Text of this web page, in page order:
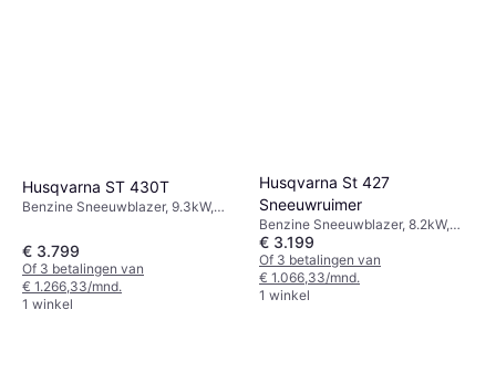
Husqvarna ST 430T
Benzine Sneeuwblazer, 9.3kW,
Handvatten, Inlaatbreedte: 76.2
cm
€ 3.799
Of 3 betalingen van
€ 1.266,33/mnd.
1 winkel
Husqvarna St 427
Sneeuwruimer
Benzine Sneeuwblazer, 8.2kW,
Koplamp, Verwarmde Handvatten,
Inlaatbreedte: 69 cm
€ 3.199
Of 3 betalingen van
€ 1.066,33/mnd.
1 winkel